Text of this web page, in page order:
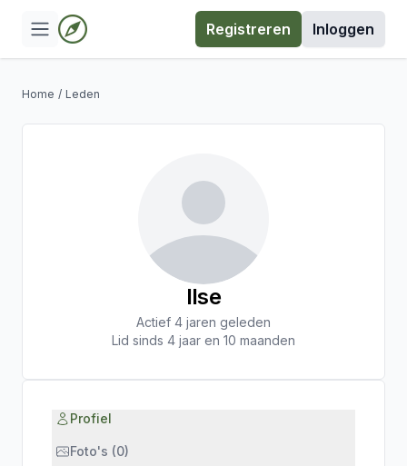
Registreren Inloggen
Home / Leden
Ilse
Actief 4 jaren geleden
Lid sinds 4 jaar en 10 maanden
Profiel
Foto's (0)